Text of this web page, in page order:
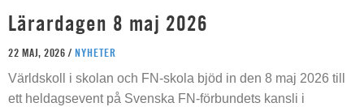
Lärardagen 8 maj 2026
22 MAJ, 2026 / NYHETER
Världskoll i skolan och FN-skola bjöd in den 8 maj 2026 till
ett heldagsevent på Svenska FN-förbundets kansli i